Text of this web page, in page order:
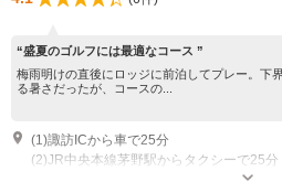
“盛夏のゴルフには最適なコース ”
梅雨明けの直後にロッジに前泊してプレー。下
る暑さだったが、コースの...
(1)諏訪ICから車で25分
(2)JR中央本線茅野駅からタクシーで25分